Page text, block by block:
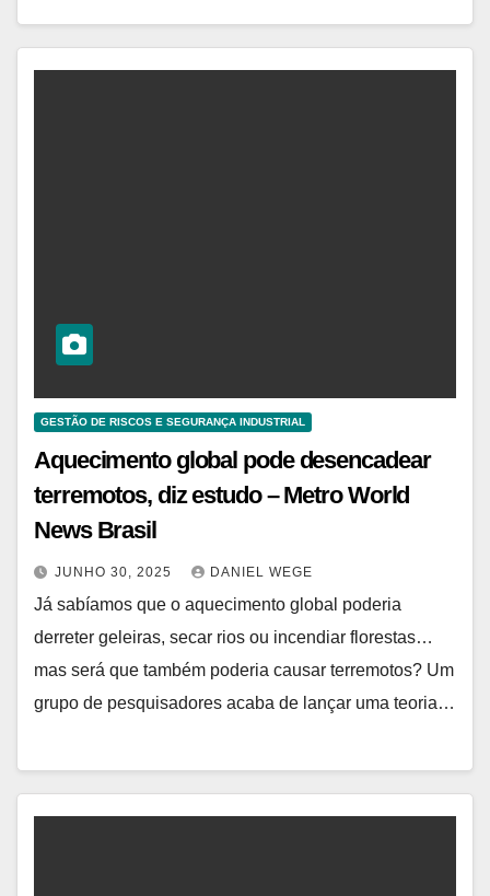
GESTÃO DE RISCOS E SEGURANÇA INDUSTRIAL
Aquecimento global pode desencadear
terremotos, diz estudo – Metro World
News Brasil
JUNHO 30, 2025 DANIEL WEGE
Já sabíamos que o aquecimento global poderia
derreter geleiras, secar rios ou incendiar florestas…
mas será que também poderia causar terremotos? Um
grupo de pesquisadores acaba de lançar uma teoria…